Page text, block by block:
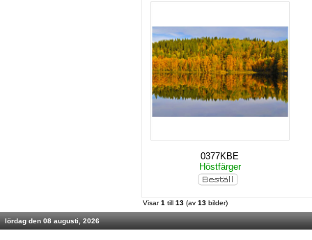
0377KBE
Höstfärger
Visar1 till 13 (av 13 bilder)
lördag den 08 augusti, 2026